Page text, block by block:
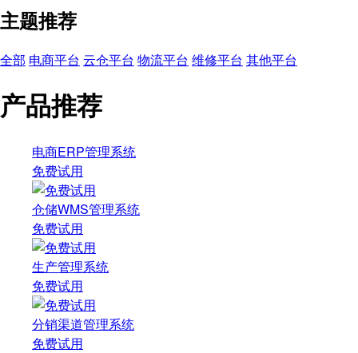
主题推荐
全部 电商平台 云仓平台 物流平台 维修平台 其他平台
产品推荐
电商ERP管理系统
免费试用
仓储WMS管理系统
免费试用
生产管理系统
免费试用
分销渠道管理系统
免费试用